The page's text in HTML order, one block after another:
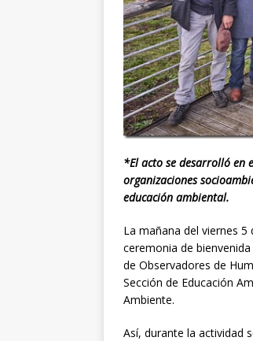
*El acto se desarrolló en
organizaciones
educación ambiental.
La mañana del viernes
ceremonia de
de Observadores de
Sección de Educación
Ambiente.
Así, durante la actividad